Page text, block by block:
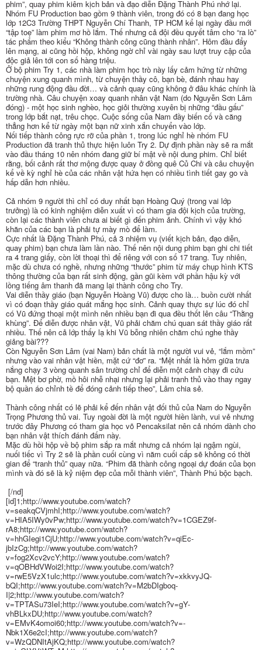
phim”, quay phim kiêm kịch bản và đạo diễn Đặng Thành Phú nhớ lại.
Nhóm FU Production bao gồm 9 thành viên, trong đó có 8 bạn đang học
lớp 12C3 Trường THPT Nguyễn Chí Thanh, TP HCM kể lại ngày đầu mới
“tập toẹ” làm phim mơ hồ lắm. Thế nhưng cả đội đều quyết tâm cho “ra lò”
tác phẩm theo kiểu “Không thành công cũng thành nhân”. Hôm đầu đẩy
lên mạng, ai cũng hồi hộp, không ngờ chỉ vài ngày sau lượt truy cập của
độc giả lên tới con số hàng triệu.
Ở bộ phim Try 1, các nhà làm phim học trò này lấy cảm hứng từ những
chuyện xung quanh mình, từ chuyện thầy cô, bạn bè, đánh nhau hay
những rung động đầu đời… và cảnh quay cũng không ở đâu khác chính là
trường nhà. Câu chuyện xoay quanh nhân vật Nam (do Nguyễn Sơn Lâm
đóng) - một học sinh nghèo, học giỏi thường xuyên bị những “đầu gấu”
trong lớp bắt nạt, trêu chọc. Cuộc sống của Nam đầy biến cố và căng
thẳng hơn kể từ ngày một bạn nữ xinh xắn chuyển vào lớp.
Nối tiếp thành công rực rỡ của phần 1, trong lúc nghỉ hè nhóm FU
Production đã tranh thủ thực hiện luôn Try 2. Dự định phần này sẽ ra mắt
vào đầu tháng 10 nên nhóm đang giữ bí mật về nội dung phim. Chỉ biết
rằng, bối cảnh rất thơ mộng được quay ở đồng quê Củ Chi và câu chuyện
kể về kỳ nghỉ hè của các nhân vật hứa hẹn có nhiều tình tiết gay go và
hấp dẫn hơn nhiều.
Cả nhóm 9 người thì chỉ có duy nhất bạn Hoàng Quý (trong vai lớp
trưởng) là có kinh nghiệm diễn xuất vì có tham gia đội kịch của trường,
còn lại các thành viên chưa ai biết gì đến phim ảnh. Chính vì vậy khó
khăn của các bạn là phải tự mày mò để làm.
Cực nhất là Đặng Thành Phú, cả 3 nhiệm vụ (viết kịch bản, đạo diễn,
quay phim) bạn chưa làm lần nào. Thế nên nội dung phim bạn ghi chi tiết
ra 4 trang giấy, còn lời thoại thì để riêng với con số 17 trang. Tuy nhiên,
mặc dù chưa có nghề, nhưng những “thước” phim từ máy chụp hình KTS
thông thường của bạn rất sinh động, gần gũi kèm với phần hậu kỳ với
lồng tiếng âm thanh đã mang lại thành công cho Try.
Vai diễn thầy giáo (bạn Nguyễn Hoàng Vũ) được cho là… buồn cười nhất
vì có đoạn thầy giáo quát mắng học sinh. Cảnh quay thực sự lúc đó chỉ
có Vũ đứng thoại một mình nên nhiều bạn đi qua đều thốt lên câu “Thằng
khùng”. Để diễn được nhân vật, Vũ phải chăm chú quan sát thầy giáo rất
nhiều. Thế nên cả lớp thấy lạ khi Vũ bỗng nhiên chăm chú nghe thầy
giảng bài???
Còn Nguyễn Sơn Lâm (vai Nam) bản chất là một người vui vẻ, “lắm mồm”
nhưng vào vai nhân vật hiền, mặt cứ “đơ” ra. “Mệt nhất là hôm giữa trưa
nắng chạy 3 vòng quanh sân trường chỉ để diễn một cảnh chạy đi cứu
bạn. Mệt bơ phờ, mồ hôi nhễ nhại nhưng lại phải tranh thủ vào thay ngay
bộ quần áo chỉnh tề để đóng cảnh tiếp theo”, Lâm chia sẻ.
Thành công nhất có lẽ phải kể đến nhân vật đối thủ của Nam do Nguyễn
Trọng Phương thủ vai. Tuy ngoài đời là một người hiền lành, vui vẻ nhưng
trước đây Phương có tham gia học võ Pencaksilat nên cả nhóm dành cho
bạn nhân vật thích đánh đấm này.
Mặc dù hồi hộp về bộ phim sắp ra mắt nhưng cả nhóm lại ngậm ngùi,
nuối tiếc vì Try 2 sẽ là phần cuối cùng vì năm cuối cấp sẽ không có thời
gian để “tranh thủ” quay nữa. “Phim đã thành công ngoại dự đoán của bọn
mình và đó sẽ là kỷ niệm đẹp của mỗi thành viên”, Thành Phú bộc bạch.
[/nd]
[id]1;http://www.youtube.com/watch?
v=seakqCVjmhI;http://www.youtube.com/watch?
v=HIA5IWy0vPw;http://www.youtube.com/watch?v=1CGEZ9f-
rA8;http://www.youtube.com/watch?
v=hhGIegi1CjU;http://www.youtube.com/watch?v=qiEc-
jbIzCg;http://www.youtube.com/watch?
v=fog2Xcv2vcY;http://www.youtube.com/watch?
v=qOBHdVWoi2I;http://www.youtube.com/watch?
v=rwE5VzX1ulc;http://www.youtube.com/watch?v=xkkvyJQ-
bQI;http://www.youtube.com/watch?v=M2bDIgboq-
I|2;http://www.youtube.com/watch?
v=TPTASu73IeI;http://www.youtube.com/watch?v=gY-
vhBLkxDU;http://www.youtube.com/watch?
v=EMvK4omoi60;http://www.youtube.com/watch?v=-
Nbk1X6e2cI;http://www.youtube.com/watch?
v=WzQDNItAjKQ;http://www.youtube.com/watch?